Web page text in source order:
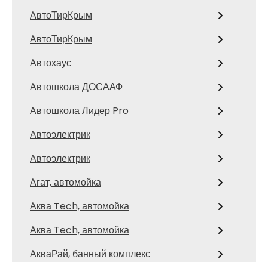
АвтоТирКрым
АвтоТирКрым
Автохаус
Автошкола ДОСААФ
Автошкола Лидер Pro
Автоэлектрик
Автоэлектрик
Агат, автомойка
Аква Tech, автомойка
Аква Tech, автомойка
АкваРай, банный комплекс